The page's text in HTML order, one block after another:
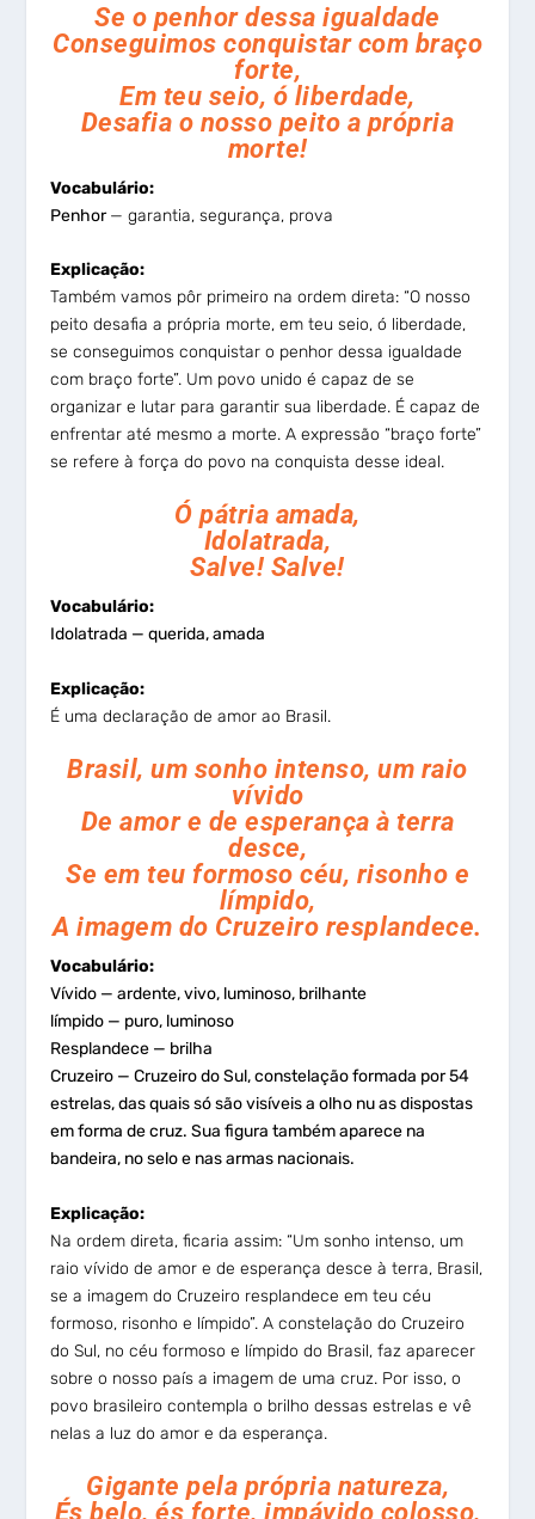
Se o penhor dessa igualdade
Conseguimos conquistar com braço
forte,
Em teu seio, ó liberdade,
Desafia o nosso peito a própria
morte!
Vocabulário:
Penhor— garantia, segurança, prova
Explicação:
Também vamos pôr primeiro na ordem direta: “O nosso
peito desafia a própria morte, em teu seio, ó liberdade,
se conseguimos conquistar o penhor dessa igualdade
com braço forte”. Um povo unido é capaz de se
organizar e lutar para garantir sua liberdade. É capaz de
enfrentar até mesmo a morte. A expressão “braço forte”
se refere à força do povo na conquista desse ideal.
Ó pátria amada,
Idolatrada,
Salve! Salve!
Vocabulário:
Idolatrada — querida, amada
Explicação:
É uma declaração de amor ao Brasil.
Brasil, um sonho intenso, um raio
vívido
De amor e de esperança à terra
desce,
Se em teu formoso céu, risonho e
límpido,
A imagem do Cruzeiro resplandece.
Vocabulário:
Vívido — ardente, vivo, luminoso, brilhante
límpido — puro, luminoso
Resplandece — brilha
Cruzeiro — Cruzeiro do Sul, constelação formada por 54
estrelas, das quais só são visíveis a olho nu as dispostas
em forma de cruz. Sua figura também aparece na
bandeira, no selo e nas armas nacionais.
Explicação:
Na ordem direta, ficaria assim: “Um sonho intenso, um
raio vívido de amor e de esperança desce à terra, Brasil,
se a imagem do Cruzeiro resplandece em teu céu
formoso, risonho e límpido”. A constelação do Cruzeiro
do Sul, no céu formoso e límpido do Brasil, faz aparecer
sobre o nosso país a imagem de uma cruz. Por isso, o
povo brasileiro contempla o brilho dessas estrelas e vê
nelas a luz do amor e da esperança.
Gigante pela própria natureza,
És belo, és forte, impávido colosso,